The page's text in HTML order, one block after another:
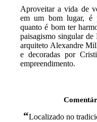
Aproveitar a vida de
em um bom lugar, é
quanto é bom ter
paisagismo singular
arquiteto Alexandre
e decoradas por
empreendimento.
“Localizado no